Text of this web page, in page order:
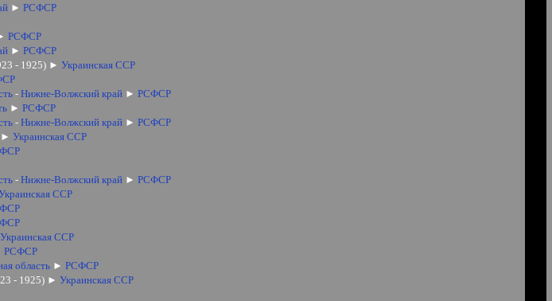
► РСФСР
РСФСР
► РСФСР
- 1925) ► Украинская ССР
-Нижне-Волжский край ► РСФСР
► РСФСР
-Нижне-Волжский край ► РСФСР
► Украинская ССР
-Нижне-Волжский край ► РСФСР
ССР
Украинская ССР
РСФСР
область ► РСФСР
- 1925) ► Украинская ССР